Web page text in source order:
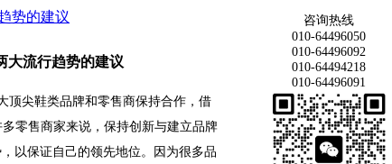
势的建议
大流行趋势的建议
顶尖鞋类品牌和零售商保持合作，借
零售商家来说，保持创新与建立品牌
以保证自己的领先地位。因为很多品
咨询热线
010-64496050
010-64496092
010-64494218
010-64496091